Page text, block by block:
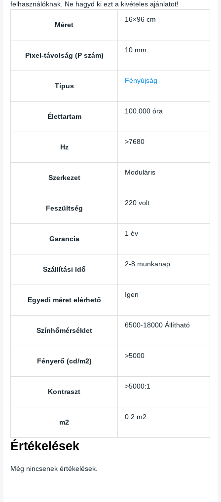
felhasználóknak. Ne hagyd ki ezt a kivételes ajánlatot!
Méret
16×96 cm
Pixel-távolság (P szám)
10 mm
Típus
Fényújság
Élettartam
100.000 óra
Hz
>7680
Szerkezet
Moduláris
Feszültség
220 volt
Garancia
1 év
Szállítási Idő
2-8 munkanap
Egyedi méret elérhető
Igen
Színhőmérséklet
6500-18000 Állítható
Fényerő (cd/m2)
>5000
Kontraszt
>5000:1
m2
0.2 m2
Értékelések
Még nincsenek értékelések.